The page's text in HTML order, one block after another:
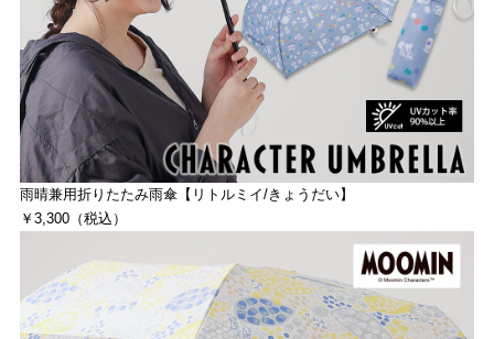
雨晴兼用折りたたみ雨傘【リトルミイ/きょうだい】
￥3,300（税込）